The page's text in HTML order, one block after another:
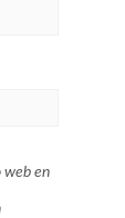
web en